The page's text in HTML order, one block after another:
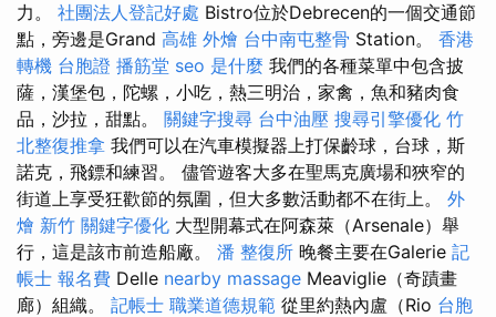
力。 社團法人登記好處 Bistro位於Debrecen的一個交通節
點，旁邊是Grand 高雄 外燴 台中南屯整骨 Station。 香港
轉機 台胞證 播筋堂 seo 是什麼 我們的各種菜單中包含披
薩，漢堡包，陀螺，小吃，熱三明治，家禽，魚和豬肉食
品，沙拉，甜點。 關鍵字搜尋 台中油壓 搜尋引擎優化 竹
北整復推拿 我們可以在汽車模擬器上打保齡球，台球，斯
諾克，飛鏢和練習。 儘管遊客大多在聖馬克廣場和狹窄的
街道上享受狂歡節的氛圍，但大多數活動都不在街上。 外
燴 新竹 關鍵字優化 大型開幕式在阿森萊（Arsenale）舉
行，這是該市前造船廠。 潘 整復所 晚餐主要在Galerie 記
帳士 報名費 Delle nearby massage Meaviglie（奇蹟畫
廊）組織。 記帳士 職業道德規範 從里約熱內盧（Rio 台胞